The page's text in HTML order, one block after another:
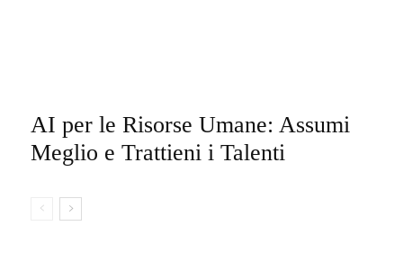
AI per le Risorse Umane: Assumi
Meglio e Trattieni i Talenti